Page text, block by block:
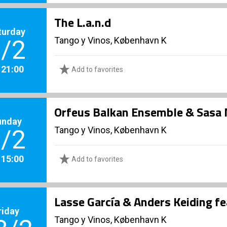
2
The L.a.n.d
Tango y Vinos, København K
Add to favorites
2
Orfeus Balkan Ensemble &
Tango y Vinos, København K
Add to favorites
Lasse García & Anders Keiding
Tango y Vinos, København K